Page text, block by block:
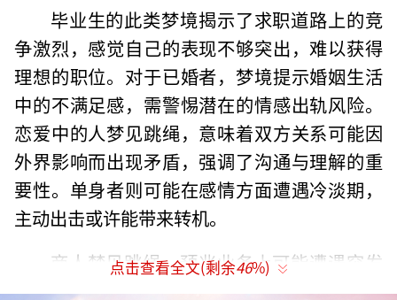
毕业生的此类梦境揭示了求职道路上的竞
争激烈，感觉自己的表现不够突出，难以获得
理想的职位。对于已婚者，梦境提示婚姻生活
中的不满足感，需警惕潜在的情感出轨风险。
恋爱中的人梦见跳绳，意味着双方关系可能因
外界影响而出现矛盾，强调了沟通与理解的重
要性。单身者则可能在感情方面遭遇冷淡期，
主动出击或许能带来转机。
商人梦见跳绳，预兆业务上可能遭遇突发
事件，导致经济上的重大损失。职场人士则需
点击查看全文(剩余46%)